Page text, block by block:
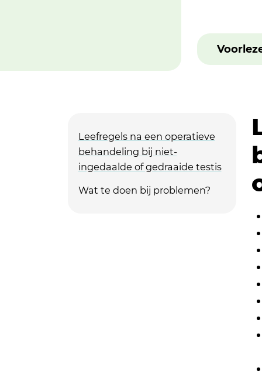
Leefregels na een operatieve
behandeling bij niet-
ingedaalde of gedraaide testis
Wat te doen bij problemen?